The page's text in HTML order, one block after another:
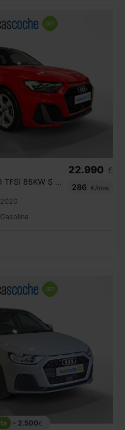
SPORTBACK S LINE 30 TFSI 85KW S TRONIC
2020
Gasolina
22.990 €
286
€/mes
- 2.500€